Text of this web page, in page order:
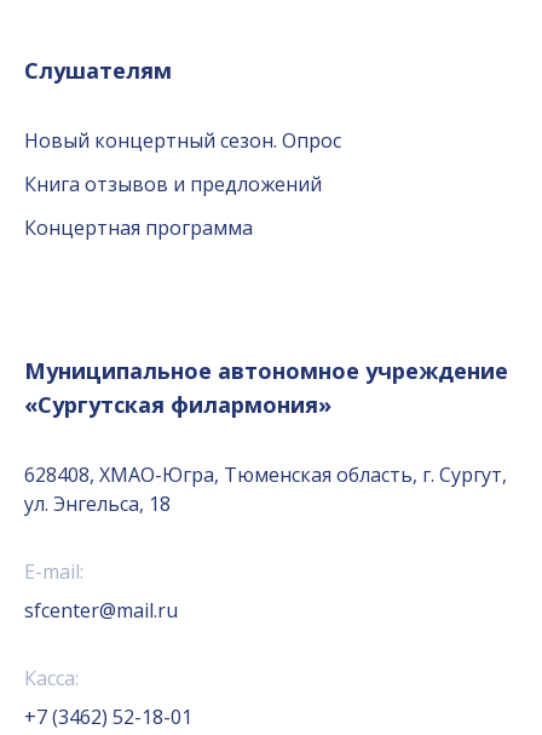
Слушателям
Новый концертный сезон. Опрос
Книга отзывов и предложений
Концертная программа
Муниципальное автономное учреждение
«Сургутская филармония»
628408, ХМАО-Югра, Тюменская область, г. Сургут,
ул. Энгельса, 18
E-mail:
sfcenter@mail.ru
Касса:
+7 (3462) 52-18-01